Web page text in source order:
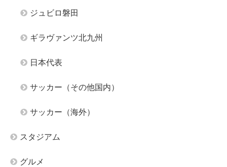
ジュビロ磐田
ギラヴァンツ北九州
日本代表
サッカー（その他国内）
サッカー（海外）
スタジアム
グルメ